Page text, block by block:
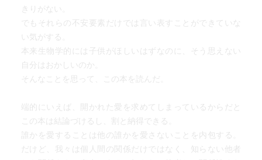
きりがない。
でもそれらの不安要素だけでは言い表すことができていな
い気がする。
本来生物学的には子供がほしいはずなのに、そう思えない
自分はおかしいのか。
そんなことを思って、この本を読んだ。
端的にいえば、開かれた愛を求めてしまっているからだと
この本は結論づけるし、割と納得できる。
誰かを愛することは他の誰かを愛さないことを内包する。
だけど、我々は個人間の関係だけではなく、知らない他者